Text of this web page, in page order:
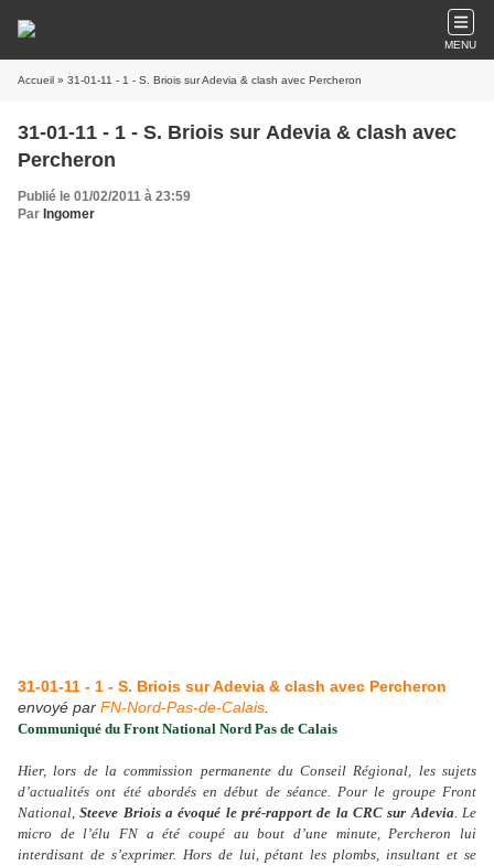
MENU
Accueil » 31-01-11 - 1 - S. Briois sur Adevia & clash avec Percheron
31-01-11 - 1 - S. Briois sur Adevia & clash avec
Percheron
Publié le 01/02/2011 à 23:59
Par Ingomer
31-01-11 - 1 - S. Briois sur Adevia & clash avec Percheron
envoyé par FN-Nord-Pas-de-Calais
Communiqué du Front National Nord Pas de Calais
Hier, lors de la commission permanente du Conseil Régional, les sujets
d’actualités ont été abordés en début de séance. Pour le groupe Front
National,Steeve Briois a évoqué le pré-rapport de la CRC sur Adevia. Le
micro de l’élu FN a été coupé au bout d’une minute, Percheron lui
interdisant de s’exprimer. Hors de lui, pétant les plombs, insultant et se